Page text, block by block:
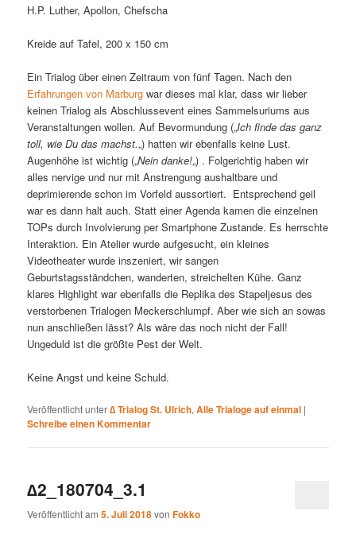
H.P. Luther, Apollon, Chefscha
Kreide auf Tafel, 200 x 150 cm
Ein Trialog über einen Zeitraum von fünf Tagen. Nach den
Erfahrungen von Marburg war dieses mal klar, dass wir lieber
keinen Trialog als Abschlussevent eines Sammelsuriums aus
Veranstaltungen wollen. Auf Bevormundung („Ich finde das ganz
toll, wie Du das machst.„) hatten wir ebenfalls keine Lust.
Augenhöhe ist wichtig („Nein danke!„) . Folgerichtig haben wir
alles nervige und nur mit Anstrengung aushaltbare und
deprimierende schon im Vorfeld aussortiert. Entsprechend geil
war es dann halt auch. Statt einer Agenda kamen die einzelnen
TOPs durch Involvierung per Smartphone Zustande. Es herrschte
Interaktion. Ein Atelier wurde aufgesucht, ein kleines
Videotheater wurde inszeniert, wir sangen
Geburtstagsständchen, wanderten, streichelten Kühe. Ganz
klares Highlight war ebenfalls die Replika des Stapeljesus des
verstorbenen Trialogen Meckerschlumpf. Aber wie sich an sowas
nun anschließen lässt? Als wäre das noch nicht der Fall!
Ungeduld ist die größte Pest der Welt.
Keine Angst und keine Schuld.
Veröffentlicht unter∆ Trialog St. Ulrich,Alle Trialoge auf einmal |
Schreibe einen Kommentar
∆2_180704_3.1
Veröffentlicht am5. Juli 2018vonFokko